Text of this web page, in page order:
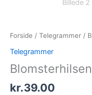
Forside / Telegrammer /
Telegrammer
kr.39.00